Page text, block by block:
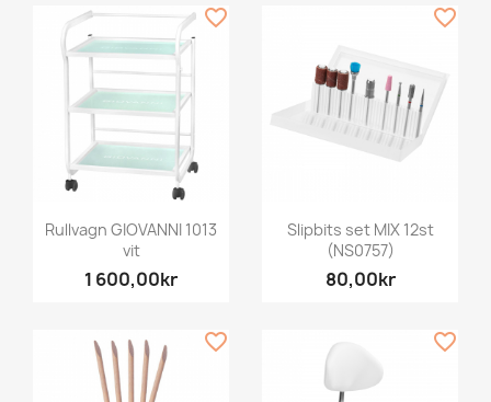
Rullvagn GIOVANNI 1013
vit
1 600,00kr
favorite_border
Slipbits set MIX 12st
(NS0757)
80,00kr
favorite_border
favorite_border favorite_border